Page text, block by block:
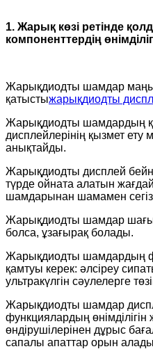
1. Жарық көзі ретінде
компоненттердің
Жарықдиодты шамдар
қатыстыжарықдиодты
Жарықдиодты шамдардың
дисплейлерінің қызмет ету
анықтайды.
Жарықдиодты дисплей
түрде ойната алатын
шамдарынан шамамен
Жарықдиодты шамдар
болса, ұзағырақ болады.
Жарықдиодты шамдардың
қамтуы керек: әлсіреу
ультракүлгін сәулелерге
Жарықдиодты шамдар
функциялардың
өндірушілерінен дұрыс
сапалы апаттар орын